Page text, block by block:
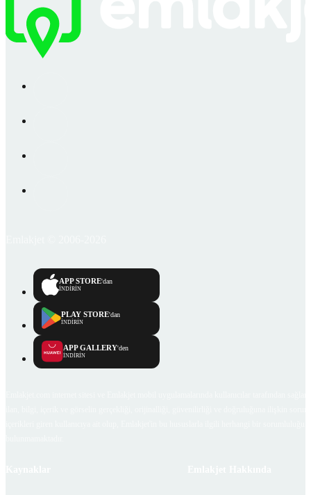
APP STORE'dan
İNDİRİN
PLAY STORE'dan
İNDİRİN
APP GALLERY'den
İNDİRİN